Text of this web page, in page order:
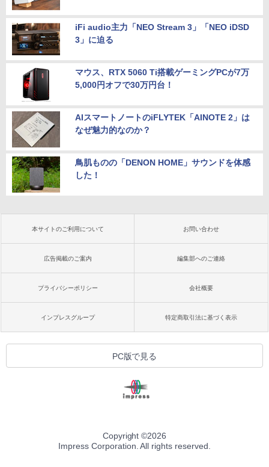
iFi audio主力「NEO Stream 3」「NEO iDSD
3」に迫る
マウス、RTX 5060 Ti搭載ゲーミングPCが7万
5,000円オフで30万円台！
AIスマートノートのiFLYTEK「AINOTE 2」は
なぜ魅力的なのか？
鳥肌ものの「DENON HOME」サウンドを体感
した！
本サイトのご利用について お問い合わせ
広告掲載のご案内 編集部へのご連絡
プライバシーポリシー 会社概要
インプレスグループ 特定商取引法に基づく表示
PC版で見る
Copyright ©2026
Impress Corporation. All rights reserved.